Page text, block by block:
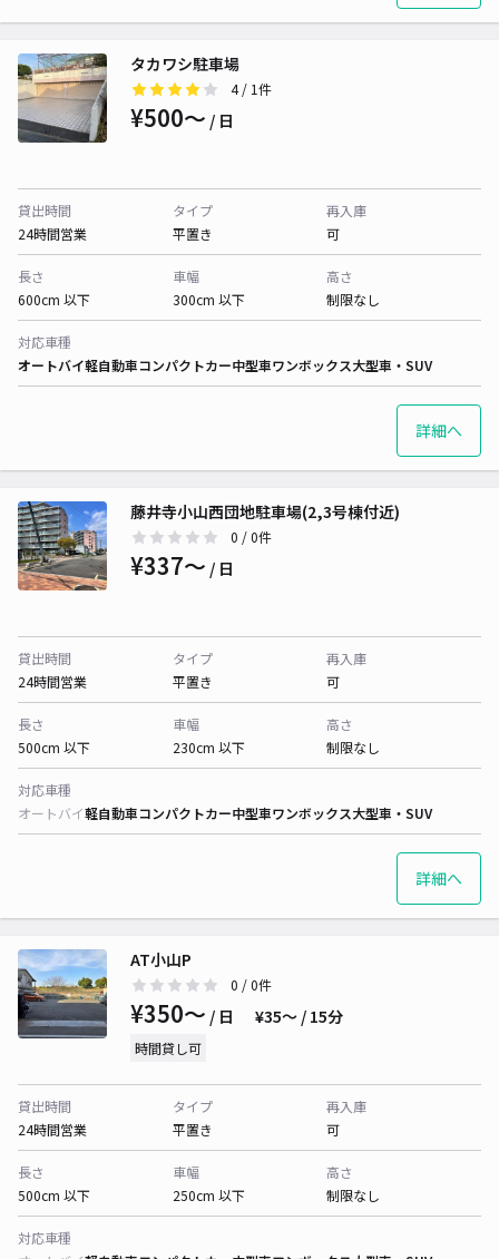
タカワシ駐車場
4/ 1件
¥500〜 / 日
貸出時間
24時間営業
タイプ
平置き
再入庫
可
長さ
600cm 以下
車幅
300cm 以下
高さ
制限なし
対応車種
オートバイ軽自動車コンパクトカー中型車ワンボックス大型車・SUV
詳細へ
藤井寺小山西団地駐車場(2,3号棟付近)
0 / 0件
¥337〜 / 日
貸出時間
24時間営業
タイプ
平置き
再入庫
可
長さ
500cm 以下
車幅
230cm 以下
高さ
制限なし
対応車種
オートバイ軽自動車コンパクトカー中型車ワンボックス大型車・SUV
詳細へ
AT小山P
0 / 0件
¥350〜 / 日 ¥35〜 / 15分
時間貸し可
貸出時間
24時間営業
タイプ
平置き
再入庫
可
長さ
500cm 以下
車幅
250cm 以下
高さ
制限なし
対応車種